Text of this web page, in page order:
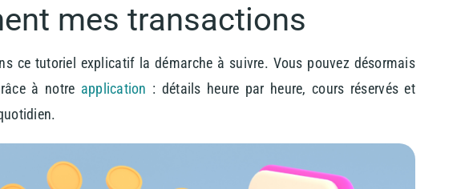
mes transactions
ce tutoriel explicatif la démarche à suivre. Vous pouvez désormais
à notre application : détails heure par heure, cours réservés et